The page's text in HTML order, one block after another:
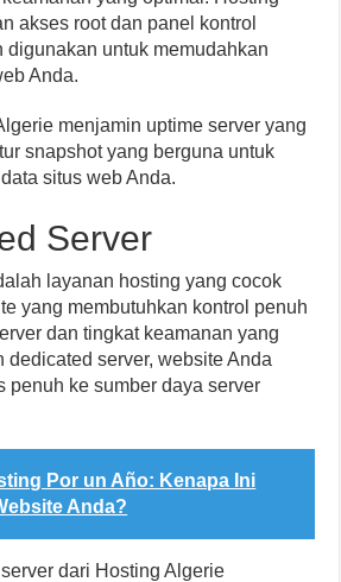
akses root dan panel kontrol
digunakan untuk memudahkan
Anda.
menjamin uptime server yang
snapshot yang berguna untuk
situs web Anda.
Server
layanan hosting yang cocok
yang membutuhkan kontrol penuh
dan tingkat keamanan yang
dedicated server, website Anda
penuh ke sumber daya server
Por un Año: Kenapa Ini
Anda?
dari Hosting Algerie